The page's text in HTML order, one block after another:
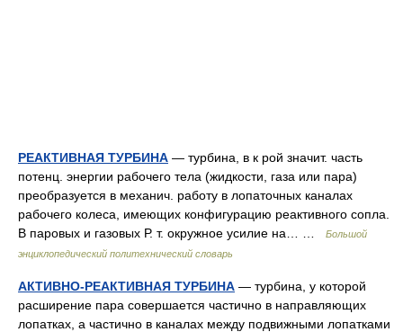
РЕАКТИВНАЯ ТУРБИНА — турбина, в к poй значит. часть
потенц. энергии рабочего тела (жидкости, газа или пара)
преобразуется в механич. работу в лопаточных каналах
рабочего колеса, имеющих конфигурацию реактивного сопла.
В паровых и газовых Р. т. окружное усилие на… …
Большой
энциклопедический политехнический словарь
АКТИВНО-РЕАКТИВНАЯ ТУРБИНА — турбина, у которой
расширение пара совершается частично в направляющих
лопатках, а частично в каналах между подвижными лопатками